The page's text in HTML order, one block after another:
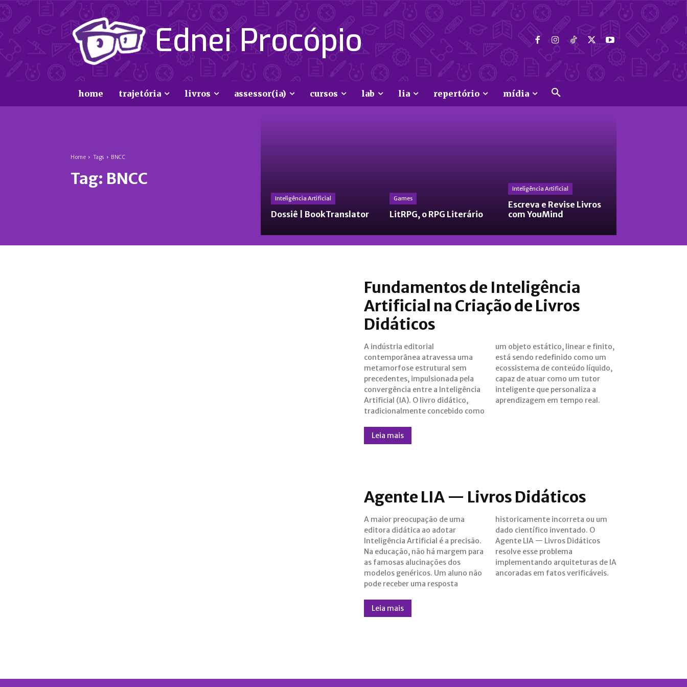
Ednei Procópio
home trajetória livros assessor(ia) cursos lab lia repertório mídia
Home Tags BNCC
Tag: BNCC
Inteligência Artificial
Dossiê | BookTranslator
Games
LitRPG, o RPG Literário
Inteligência Artificial
Escreva e Revise Livros
com YouMind
Fundamentos de Inteligência
Artificial na Criação de Livros
Didáticos
A indústria editorial
contemporânea atravessa uma
metamorfose estrutural sem
precedentes, impulsionada pela
convergência entre a Inteligência
Artificial (IA). O livro didático,
tradicionalmente concebido como
um objeto estático, linear e finito,
está sendo redefinido como um
ecossistema de conteúdo líquido,
capaz de atuar como um tutor
inteligente que personaliza a
aprendizagem em tempo real.
Leia mais
Agente LIA — Livros Didáticos
A maior preocupação de uma
editora didática ao adotar
Inteligência Artificial é a precisão.
Na educação, não há margem para
as famosas alucinações dos
modelos genéricos. Um aluno não
pode receber uma resposta
historicamente incorreta ou um
dado científico inventado. O
Agente LIA — Livros Didáticos
resolve esse problema
implementando arquiteturas de IA
ancoradas em fatos verificáveis.
Leia mais